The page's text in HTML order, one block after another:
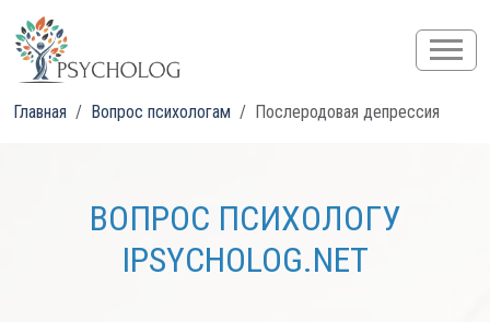
Главная Вопрос психологам Послеродовая депрессия
ВОПРОС ПСИХОЛОГУ
IPSYCHOLOG.NET